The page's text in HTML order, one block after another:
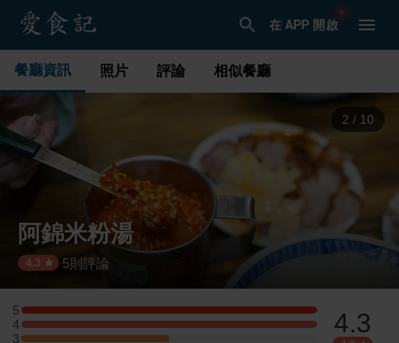
在 APP 開啟
餐廳資訊 照片 評論 相似餐廳
3 / 10
阿錦米粉湯
4.3 ·5則評論
5
5 星：2 則評論
4
4 星：2 則評論
3
4.3